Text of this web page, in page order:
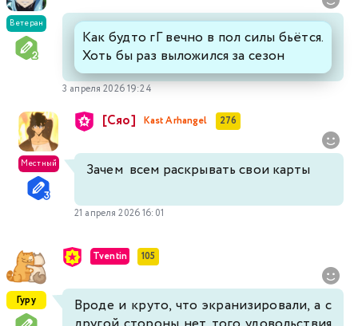
Ветеран
Как будто гГ вечно в пол силы бьётся.
Хоть бы раз выложился за сезон
3 апреля 2026 19:24
Местный
[Сяо] Kast Arhangel 276
Зачем всем раскрывать свои карты
21 апреля 2026 16:01
Гуру
Tventin 105
Вроде и круто, что экранизировали, а с